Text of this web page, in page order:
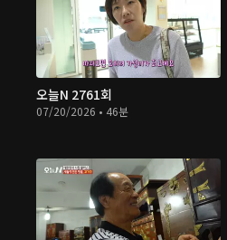
오늘N 2761회
07/20/2026 • 46분